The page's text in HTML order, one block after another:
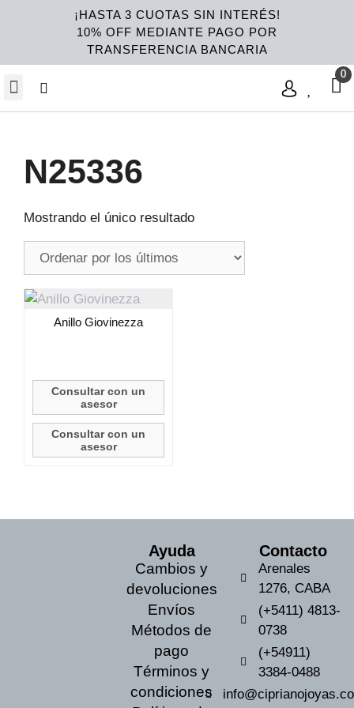
¡HASTA 3 CUOTAS SIN INTERÉS!
10% OFF MEDIANTE PAGO POR
TRANSFERENCIA BANCARIA
N25336
Mostrando el único resultado
Anillo Giovinezza
Consultar con un
asesor
Consultar con un
asesor
Ayuda
Cambios y
devoluciones
Envíos
Métodos de
pago
Términos y
condiciones
Contacto
Arenales
1276, CABA
(+5411) 4813-
0738
(+54911)
3384-0488